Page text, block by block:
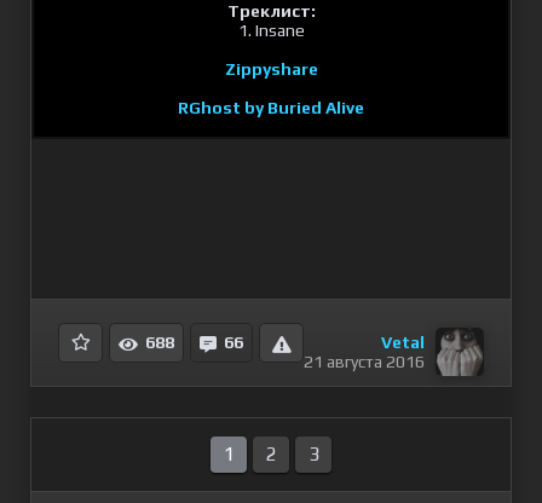
Треклист:
1. Insane
Zippyshare
RGhost by Buried Alive
688 66
Vetal
21 августа 2016
1 2 3